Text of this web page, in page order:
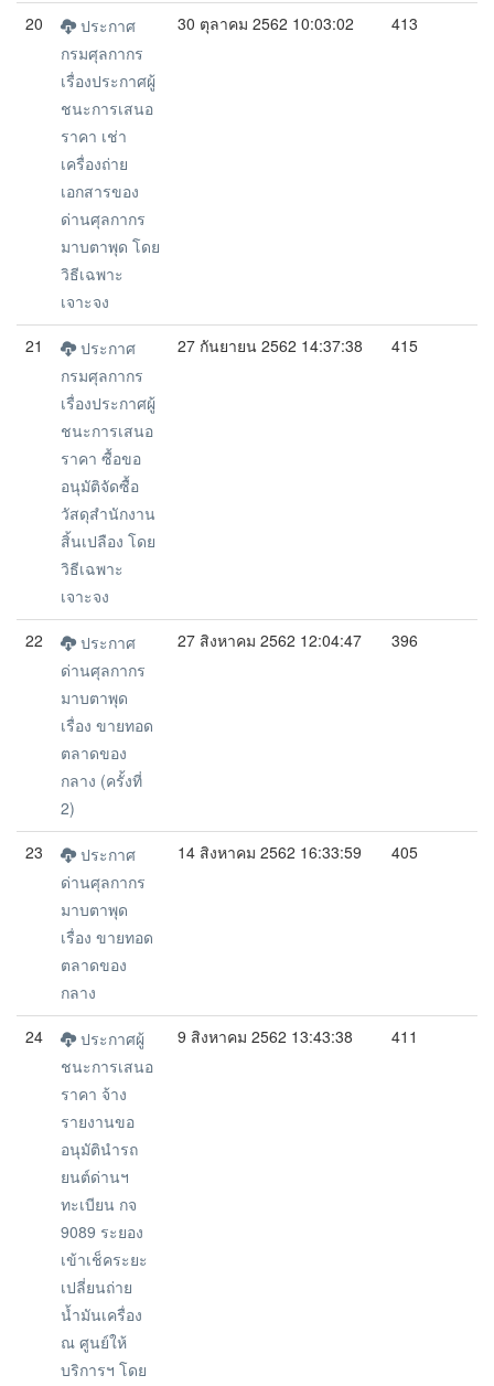
20
ประกาศ
กรมศุลกากร
เรื่องประกาศผู้
ชนะการเสนอ
ราคา เช่า
เครื่องถ่าย
เอกสารของ
ด่านศุลกากร
มาบตาพุด โดย
วิธีเฉพาะ
เจาะจง
30 ตุลาคม 2562 10:03:02 413
21
ประกาศ
กรมศุลกากร
เรื่องประกาศผู้
ชนะการเสนอ
ราคา ซื้อขอ
อนุมัติจัดซื้อ
วัสดุสำนักงาน
สิ้นเปลือง โดย
วิธีเฉพาะ
เจาะจง
27 กันยายน 2562 14:37:38 415
22
ประกาศ
ด่านศุลกากร
มาบตาพุด
เรื่อง ขายทอด
ตลาดของ
กลาง (ครั้งที่
2)
27 สิงหาคม 2562 12:04:47 396
23
ประกาศ
ด่านศุลกากร
มาบตาพุด
เรื่อง ขายทอด
ตลาดของ
กลาง
14 สิงหาคม 2562 16:33:59 405
24
ประกาศผู้
ชนะการเสนอ
ราคา จ้าง
รายงานขอ
อนุมัตินำรถ
ยนต์ด่านฯ
ทะเบียน กจ
9089 ระยอง
เข้าเช็คระยะ
เปลี่ยนถ่าย
น้ำมันเครื่อง
ณ ศูนย์ให้
บริการฯ โดย
9 สิงหาคม 2562 13:43:38 411